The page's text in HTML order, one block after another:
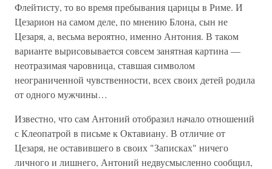
Флейтисту, то во время пребывания царицы в Риме. И
Цезарион на самом деле, по мнению Блона, сын не
Цезаря, а, весьма вероятно, именно Антония. В таком
варианте вырисовывается совсем занятная картина —
неотразимая чаровница, ставшая символом
неограниченной чувственности, всех своих детей родила
от одного мужчины…
Известно, что сам Антоний отобразил начало отношений
с Клеопатрой в письме к Октавиану. В отличие от
Цезаря, не оставившего в своих "Записках" ничего
личного и лишнего, Антоний недвусмысленно сообщил,